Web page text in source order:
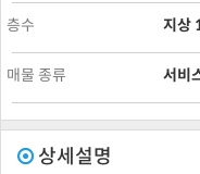
층수 지상
매물 종류 서비
상세설명